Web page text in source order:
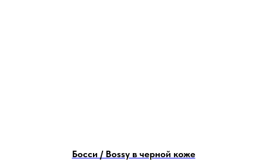
Босси / Bossy в черной коже